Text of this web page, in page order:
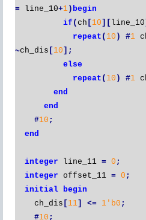
= line_10+1) begin
if ( ch [ 10 ][ line_10
repeat ( 10 ) #1
~ch_dis [ 10 ];
else
repeat ( 10 ) #1
end
end
#10 ;
end
integer line_11 = 0 ;
integer offset_11 = 0 ;
initial
begin
ch_dis [ 11] <= 1'b0 ;
#10 ;